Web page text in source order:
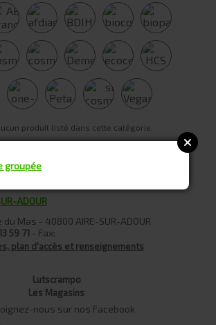
produit listé dans cette catégorie.
ADOUR
du Mas - 40800 AIRE-SUR-ADOUR
59 71 - Fax:
plan d'accès et renseignements
Lutscrampo
Les Magasins
nous sur nos Facebook
groupée